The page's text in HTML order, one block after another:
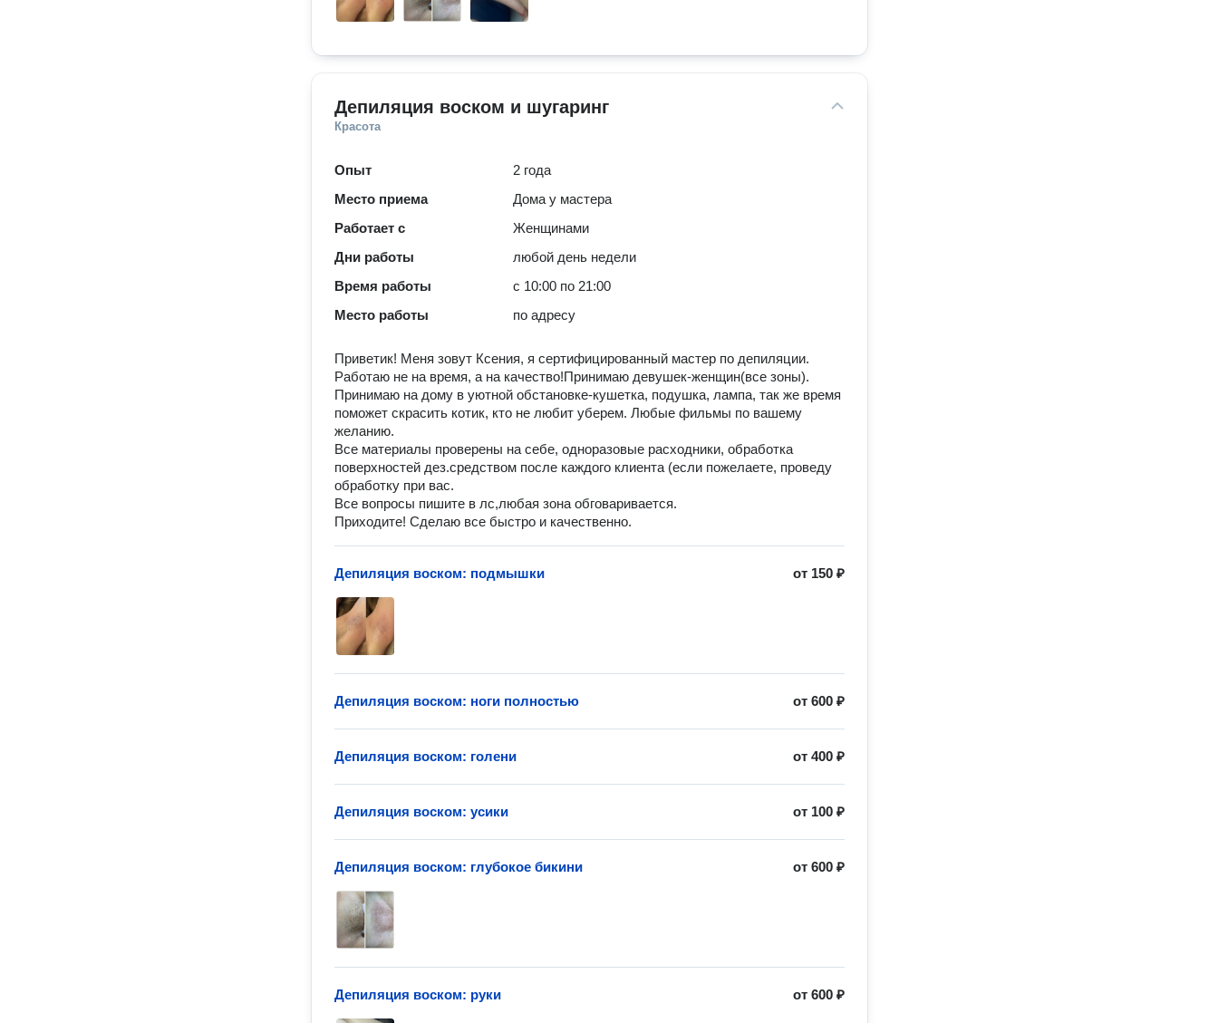
Депиляция воском и шугаринг
Красота
Опыт
2 года
Место приема
Дома у мастера
Работает с
Женщинами
Дни работы
любой день недели
Время работы
с 10:00 по 21:00
Место работы
по адресу
Приветик! Меня зовут Ксения, я сертифицированный мастер по депиляции.
Работаю не на время, а на качество!Принимаю девушек-женщин(все зоны).
Принимаю на дому в уютной обстановке-кушетка, подушка, лампа, так же время
поможет скрасить котик, кто не любит уберем. Любые фильмы по вашему
желанию.
Все материалы проверены на себе, одноразовые расходники, обработка
поверхностей дез.средством после каждого клиента (если пожелаете, проведу
обработку при вас.
Все вопросы пишите в лс,любая зона обговаривается.
Приходите! Сделаю все быстро и качественно.
от 150 ₽
Депиляция воском: подмышки
от600 ₽
Депиляция воском: ноги полностью
от400 ₽
Депиляция воском: голени
от 100 ₽
Депиляция воском: усики
от600 ₽
Депиляция воском: глубокое бикини
от600 ₽
Депиляция воском: руки